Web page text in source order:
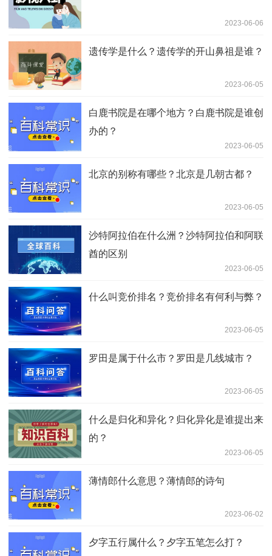
2023-06-06
遗传学是什么？遗传学的开山鼻祖是谁？
2023-06-05
白鹿书院是在哪个地方？白鹿书院是谁创
办的？
2023-06-05
北京的别称有哪些？北京是几朝古都？
2023-06-05
沙特阿拉伯在什么洲？沙特阿拉伯和阿联
酋的区别
2023-06-05
什么叫竞价排名？竞价排名有何利与弊？
2023-06-05
罗田是属于什么市？罗田是几线城市？
2023-06-05
什么是归化和异化？归化异化是谁提出来
的？
2023-06-05
薄情郎什么意思？薄情郎的诗句
2023-06-02
夕字五行属什么？夕字五笔怎么打？